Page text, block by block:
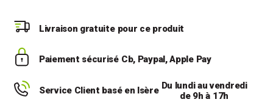
Livraison gratuite pour ce produit
Paiement sécurisé Cb, Paypal, Apple Pay
Service Client basé en Isère Du lundi au vendredi
de 9h à 17h